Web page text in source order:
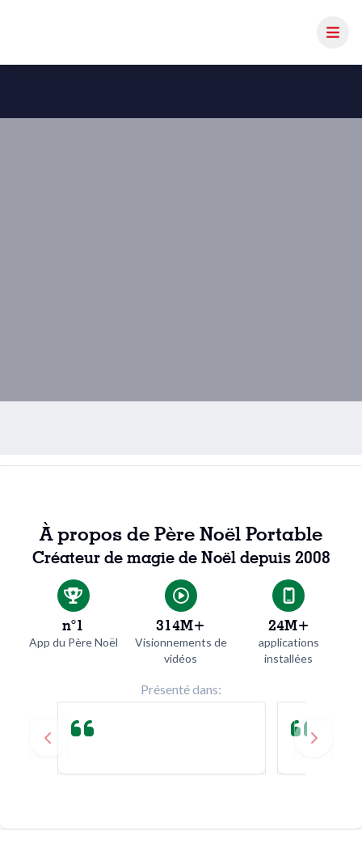
À propos de Père Noël Portable
Créateur de magie de Noël depuis 2008
n°1
App du Père Noël
314M+
Visionnements de
vidéos
24M+
applications
installées
Présenté dans:
Previous slide Next